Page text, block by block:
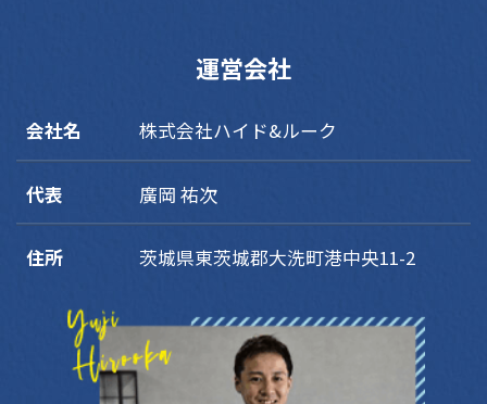
運営会社
会社名 株式会社ハイド&ルーク
代表 廣岡 祐次
住所 茨城県東茨城郡大洗町港中央11-2